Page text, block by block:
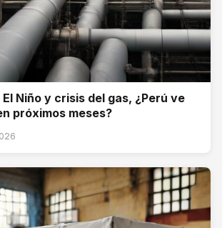
Niño y crisis del gas, ¿Perú ve
próximos meses?